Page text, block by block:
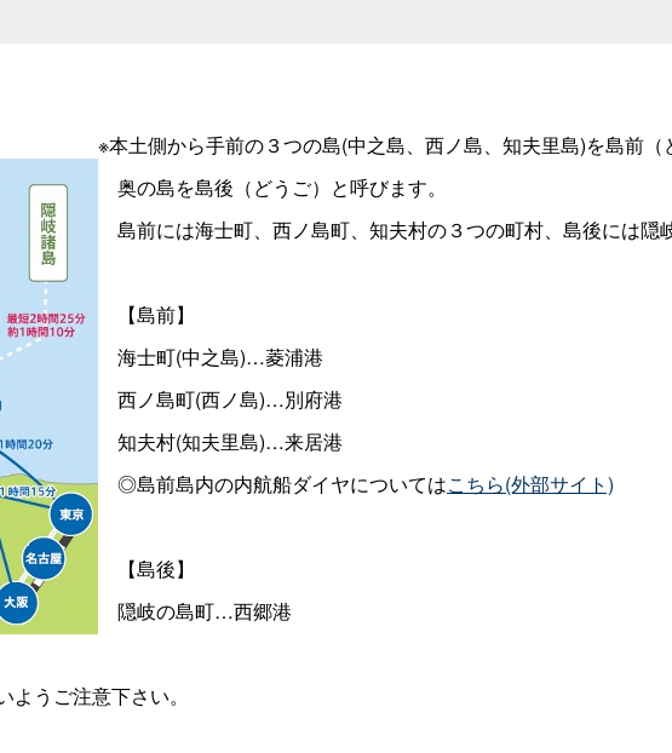
※本土側から手前の３つの島(中之島、西ノ島、知夫里島)を島前（
奥の島を島後（どうご）と呼びます。
島前には海士町、西ノ島町、知夫村の３つの町村、島後には隠
【島前】
海士町(中之島)…菱浦港
西ノ島町(西ノ島)…別府港
知夫村(知夫里島)…来居港
◎島前島内の内航船ダイヤについてはこちら(外部サイト)
【島後】
隠岐の島町…西郷港
うご注意下さい。